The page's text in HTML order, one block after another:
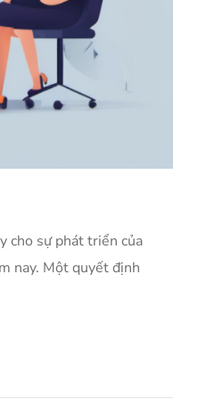
cho sự phát triển của
nay. Một quyết định